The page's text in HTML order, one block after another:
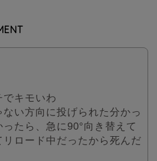
でキモいわ
い方向に投げられた分かっ
たら、急に90°向き替えて
リロード中だったから死んだ